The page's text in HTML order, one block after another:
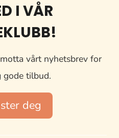
I VÅR
vårt nyhetsbrev for
gode tilbud.
deg